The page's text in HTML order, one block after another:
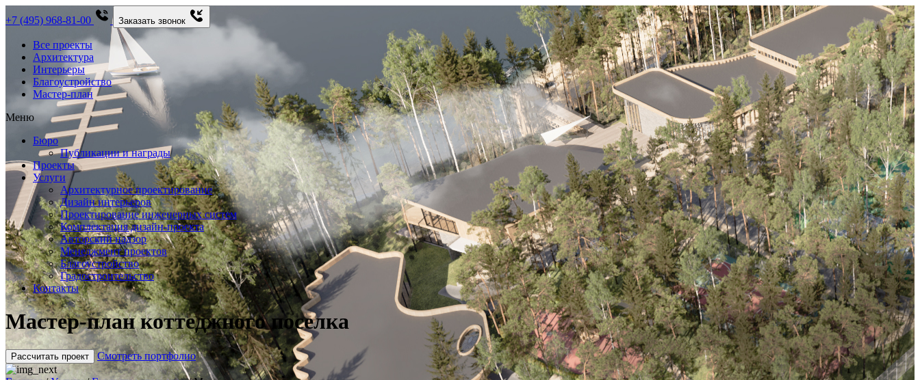
+7 (495) 968-81-00 Заказать звонок
Все проекты
Архитектура
Интерьеры
Благоустройство
Мастер-план
Меню
Бюро
Публикации и награды
Проекты
Услуги
Архитектурное проектирование
Дизайн интерьеров
Проектирование инженерных систем
Комплектация дизайн-проекта
Авторский надзор
Менеджмент проектов
Благоустройство
Градостроительство
Контакты
Мастер-план коттеджного поселка
Рассчитать проект Смотреть портфолио